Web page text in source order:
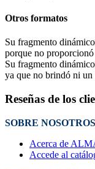
Otros formatos
Su fragmento
porque no
Su fragmento
ya que no brindó ni
Reseñas de los
SOBRE NOSOTROS
Acerca de
Accede al